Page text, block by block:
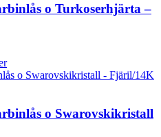
o Turkoserhjärta –
o Swarovskikristall